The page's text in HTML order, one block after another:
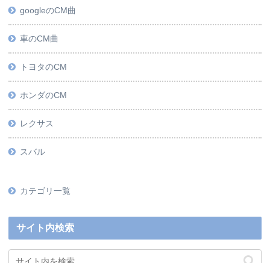
googleのCM曲
車のCM曲
トヨタのCM
ホンダのCM
レクサス
スバル
カテゴリ一覧
サイト内検索